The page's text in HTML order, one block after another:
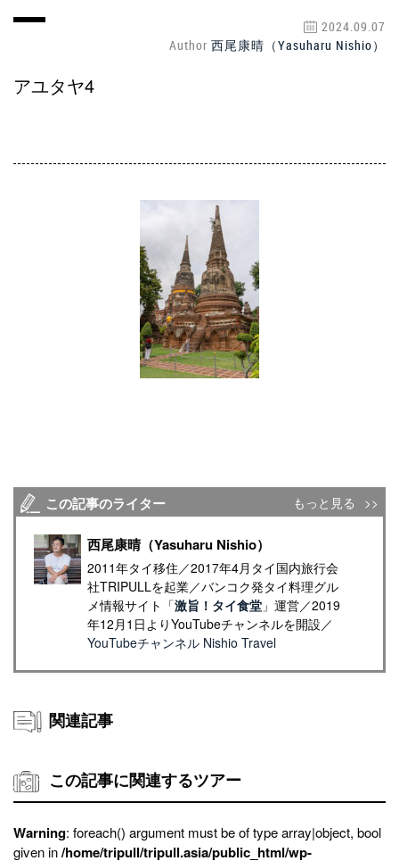
2024.09.07
Author 西尾康晴（Yasuharu Nishio）
アユタヤ4
この記事のライター もっと見る
西尾康晴（Yasuharu Nishio）
2011年タイ移住／2017年4月タイ国内旅行会
社TRIPULLを起業／バンコク発タイ料理グル
メ情報サイト「激旨！タイ食堂」運営／2019
年12月1日よりYouTubeチャンネルを開設／
YouTubeチャンネル Nishio Travel
関連記事
この記事に関連するツアー
Warning: foreach() argument must be of type array|object, bool
given in/home/tripull/tripull.asia/public_html/wp-